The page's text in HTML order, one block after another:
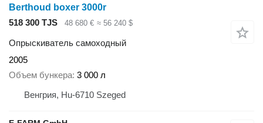
Berthoud boxer 3000r
518 300 TJS
48 680 € ≈ 56 240 $
Опрыскиватель самоходный
2005
Объем бункера 3 000 л
Венгрия, Hu-6710 Szeged